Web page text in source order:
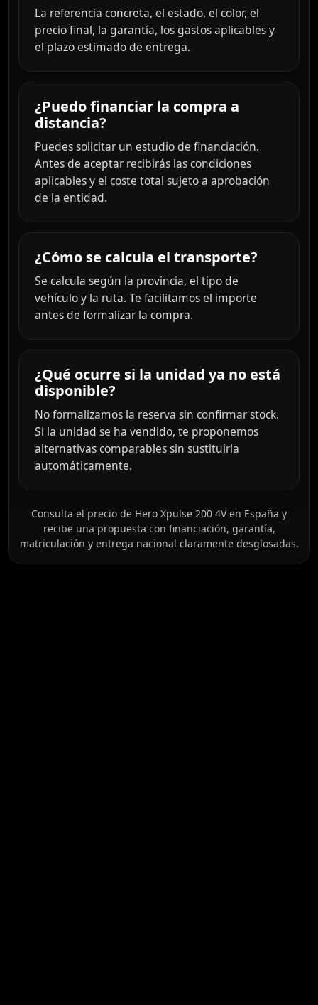
La referencia concreta, el estado, el color, el
precio final, la garantía, los gastos aplicables y
el plazo estimado de entrega.
¿Puedo financiar la compra a
distancia?
Puedes solicitar un estudio de financiación.
Antes de aceptar recibirás las condiciones
aplicables y el coste total sujeto a aprobación
de la entidad.
¿Cómo se calcula el transporte?
Se calcula según la provincia, el tipo de
vehículo y la ruta. Te facilitamos el importe
antes de formalizar la compra.
¿Qué ocurre si la unidad ya no está
disponible?
No formalizamos la reserva sin confirmar stock.
Si la unidad se ha vendido, te proponemos
alternativas comparables sin sustituirla
automáticamente.
Consulta el precio de Hero Xpulse 200 4V en España y
recibe una propuesta con financiación, garantía,
matriculación y entrega nacional claramente desglosadas.